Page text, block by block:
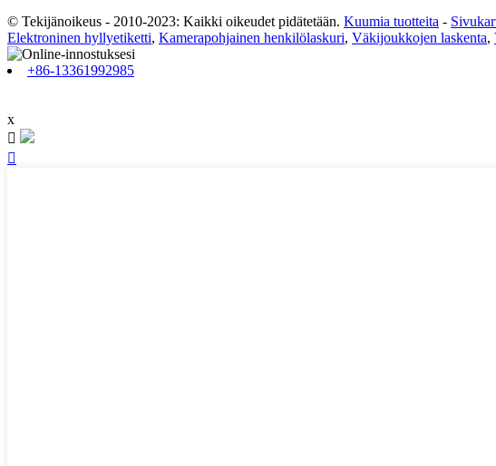
© Tekijänoikeus - 2010-2023: Kaikki oikeudet pidätetään. Kuumia tuotteita -
Elektroninen hyllyetiketti, Kamerapohjainen henkilölaskuri, Väkijoukkojen laskenta,
+86-13361992985
x

